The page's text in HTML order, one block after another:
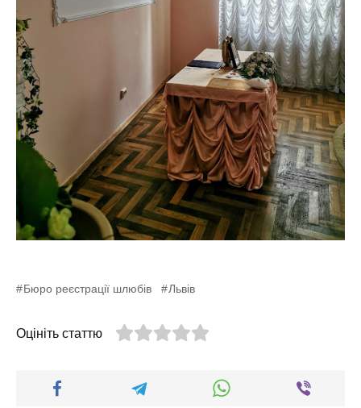
Бюро реєстрації шлюбів Львів
Оцініть статтю